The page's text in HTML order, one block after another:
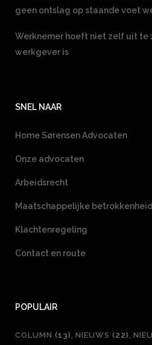
geen ontslag op staande voet
Werknemer hoeft niet zelf uit te
werkgever is
SNEL NAAR
Home Sørensen Advocaten
Onze advocaten
Arbeidsrecht
Maatschappelijke betrokkenheid
Klachtenregeling
Contact en route
POPULAIR
COLUMN (13) NIEUWS (22)